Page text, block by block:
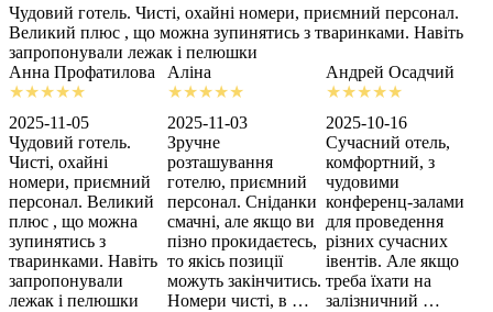
Чудовий готель. Чисті, охайні номери, приємний персонал.
Великий плюс , що можна зупинятись з тваринками. Навіть
запропонували лежак і пелюшки
Анна Профатилова
2025-11-05
Чудовий готель.
Чисті, охайні
номери, приємний
персонал. Великий
плюс , що можна
зупинятись з
тваринками. Навіть
запропонували
лежак і пелюшки
Аліна
2025-11-03
Зручне
розташування
готелю, приємний
персонал. Сніданки
смачні, але якщо ви
пізно прокидаєтесь,
то якісь позиції
можуть закінчитись.
Номери чисті, в …
Андрей Осадчий
2025-10-16
Сучасний отель,
комфортний, з
чудовими
конференц-залами
для проведення
різних сучасних
івентів. Але якщо
треба їхати на
залізничний …